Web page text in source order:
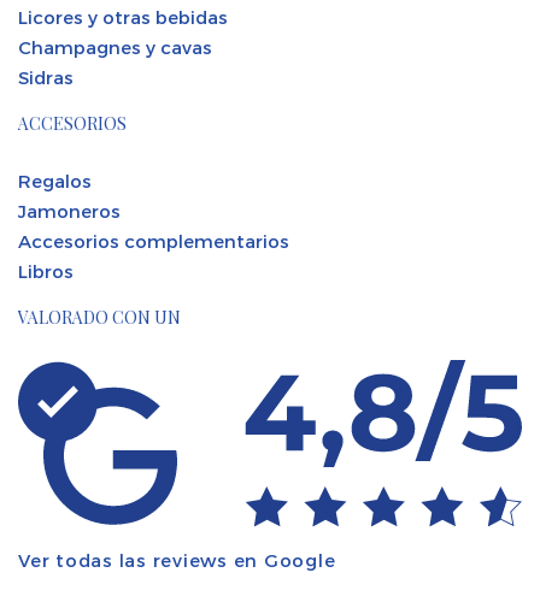
Licores y otras bebidas
Champagnes y cavas
Sidras
ACCESORIOS
Regalos
Jamoneros
Accesorios complementarios
Libros
VALORADO CON UN
Ver todas las reviews en Google